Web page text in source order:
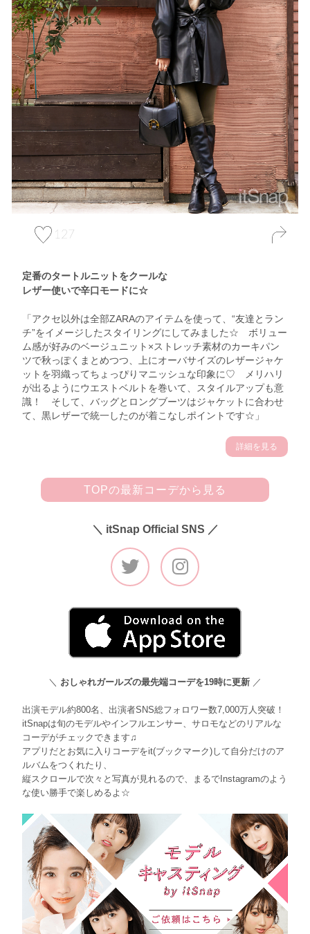
127
定番のタートルニットをクールな
レザー使いで辛口モードに☆
「アクセ以外は全部ZARAのアイテムを使って、“友達とラン
チ”をイメージしたスタイリングにしてみました☆ ボリュー
ム感が好みのベージュニット×ストレッチ素材のカーキパン
ツで秋っぽくまとめつつ、上にオーバサイズのレザージャケ
ットを羽織ってちょっぴりマニッシュな印象に♡ メリハリ
が出るようにウエストベルトを巻いて、スタイルアップも意
識！ そして、バッグとロングブーツはジャケットに合わせ
て、黒レザーで統一したのが着こなしポイントです☆」
詳細を見る
TOPの最新コーデから見る
＼ itSnap Official SNS ／
＼ おしゃれガールズの最先端コーデを19時に更新 ／
出演モデル約800名、出演者SNS総フォロワー数7,000万人突破！
itSnapは旬のモデルやインフルエンサー、サロモなどのリアルな
コーデがチェックできます♫
アプリだとお気に入りコーデをit(ブックマーク)して自分だけのア
ルバムをつくれたり、
縦スクロールで次々と写真が見れるので、まるでInstagramのよう
な使い勝手で楽しめるよ☆